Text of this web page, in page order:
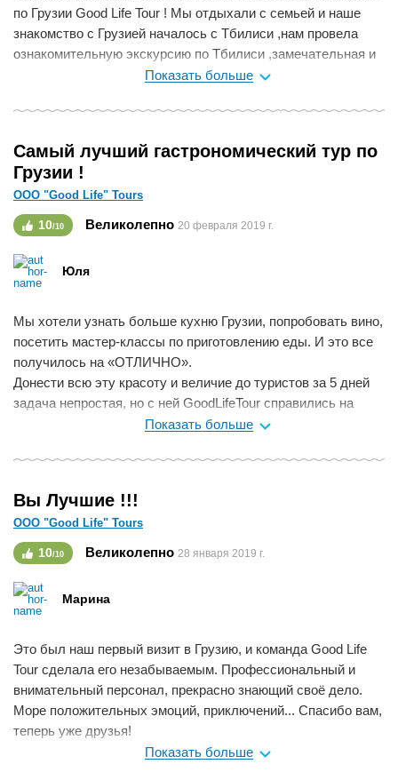
по Грузии Good Life Tour ! Мы отдыхали с семьей и наше
знакомство с Грузией началось с Тбилиси ,нам провела
ознакомительную экскурсию по Тбилиси ,замечательная и
позитивная Эка . За неделю нашего путешествия мы
страны . Кулинарные мастер классы грузинской кухни ,
это было просто чудесно .Одно из лучших наших
путешествий .
Спасибо команде Good Life Tour Вы лучшие !
Всем рекомендую !!!!
Показать больше
Самый лучший гастрономический тур по
Грузии !
ООО "Good Life" Tours
10/10 Великолепно 20 февраля 2019 г.
Юля
Мы хотели узнать больше кухню Грузии, попробовать вино,
посетить мастер-классы по приготовлению еды. И это все
получилось на «ОТЛИЧНО».
Донести всю эту красоту и величие до туристов за 5 дней
задача непростая, но с ней GoodLifeTour справились на
отлично. Отдельно отмечу кулинарные мастер-классы,
грузинскую еду. В беседах с кулинарами мы, например,
и фрукты, которые есть в наличии, под рукой. Весной
травы, тархун и другие, осенью - помидоры. Мы настолько
заразились грузинской кухней после мастер-классов, что
вернувшись домой, тут же начали сами готовить грузинские
блюда. Рекомендую! Еще раз спасибо профи из
http://goodlifetour.ru и нашей дорогой Эка за отлично
рекомендую.
спасибо вам Good Life Tour !
Мне нравится 0
Показать больше
Вы Лучшие !!!
ООО "Good Life" Tours
10/10 Великолепно 28 января 2019 г.
Марина
Это был наш первый визит в Грузию, и команда Good Life
Tour сделала его незабываемым. Профессиональный и
внимательный персонал, прекрасно знающий своё дело.
Море положительных эмоций, приключений... Спасибо вам,
теперь уже друзья!
Показать больше